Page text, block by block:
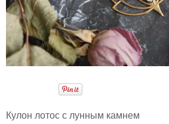
Кулон лотос с лунным камнем